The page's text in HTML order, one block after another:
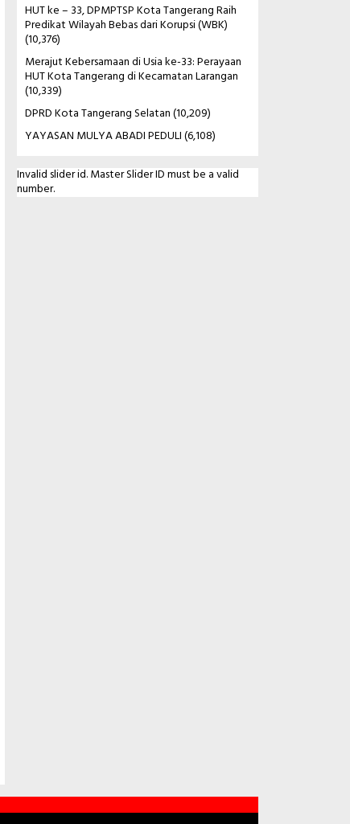
HUT ke – 33, DPMPTSP Kota Tangerang Raih
Predikat Wilayah Bebas dari Korupsi (WBK)
(10,376)
Merajut Kebersamaan di Usia ke-33: Perayaan
HUT Kota Tangerang di Kecamatan Larangan
(10,339)
DPRD Kota Tangerang Selatan(10,209)
YAYASAN MULYA ABADI PEDULI(6,108)
Invalid slider id. Master Slider ID must be a valid
number.